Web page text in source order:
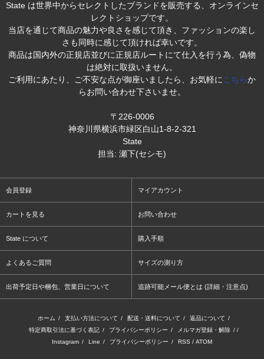
State は世界中からセレクトしたブランドを販売する、オンラインセ
レクトショップです。
当店を通じて商品の魅力や良さを感じて頂き、ファッションの楽し
さも同時に感じて頂ければ幸いです。
商品は国内外の正規店並びに正規店ルートにて仕入を行う為、偽物
は絶対に取扱いません。
ご利用にあたり、ご不安な点が御座いましたら、お気軽にこちらか
らお問い合わせ下さいませ。
〒226-0006
神奈川県横浜市緑区白山1-8-2-321
State
担当: 瀬下(セシモ)
会員登録 マイアカウント
カートを見る お問い合わせ
State について 購入手順
よくあるご質問 サイズの測り方
出荷予定日や梱包、営業日について 追跡可能メール便とは (詳細・注意点)
ホーム / 支払い方法について / 配送・送料について / 返品について /
特定商取引法に基づく表記 / プライバシーポリシー / メルマガ登録・解除 / /
Instagram / Line / プライバシーポリシー / RSS / ATOM